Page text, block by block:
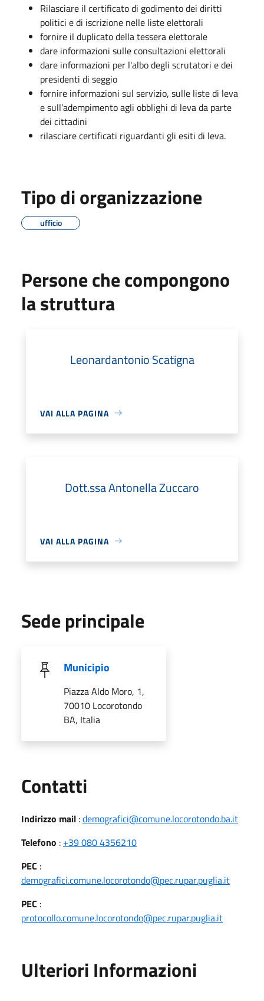
Rilasciare il certificato di godimento dei diritti
politici e di iscrizione nelle liste elettorali
fornire il duplicato della tessera elettorale
dare informazioni sulle consultazioni elettorali
dare informazioni per l'albo degli scrutatori e dei
presidenti di seggio
fornire informazioni sul servizio, sulle liste di leva
e sull’adempimento agli obblighi di leva da parte
dei cittadini
rilasciare certificati riguardanti gli esiti di leva.
Tipo di organizzazione
ufficio
Persone che compongono
la struttura
Leonardantonio Scatigna
VAI ALLA PAGINA
Dott.ssa Antonella Zuccaro
VAI ALLA PAGINA
Sede principale
Municipio
Piazza Aldo Moro, 1,
70010 Locorotondo
BA, Italia
Contatti
Indirizzo mail :demografici@comune.locorotondo.ba.it
Telefono : +39 080 4356210
PEC :
demografici.comune.locorotondo@pec.rupar.puglia.it
PEC :
protocollo.comune.locorotondo@pec.rupar.puglia.it
Ulteriori Informazioni